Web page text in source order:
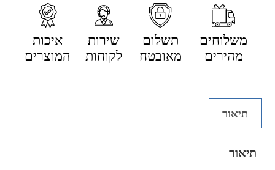
משלוחים
מהירים
תשלום
מאובטח
שירות
לקוחות
איכות
המוצרים
תיאור
תיאור